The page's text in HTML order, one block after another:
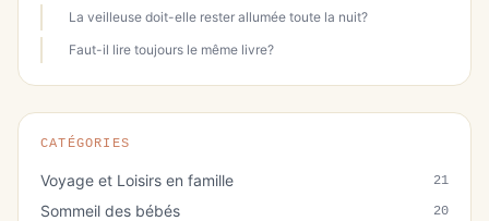
La veilleuse doit-elle rester allumée toute la nuit?
Faut-il lire toujours le même livre?
CATÉGORIES
Voyage et Loisirs en famille 21
Sommeil des bébés 20